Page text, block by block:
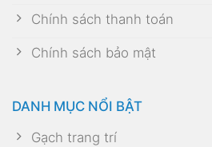
Chính sách thanh toán
Chính sách bảo mật
DANH MỤC NỔI BẬT
Gạch trang trí